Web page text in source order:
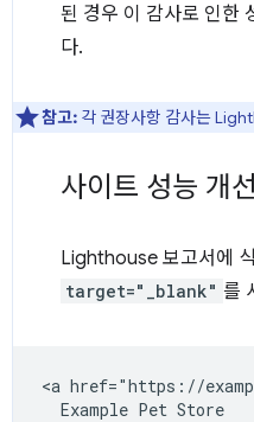
된 경우 이 감사로 인한
다.
참고: 각 권장사항 감사는
사이트 성능 개
Lighthouse 보고서에
target="_blank" 를
<a href="https://
  Example Pet Store